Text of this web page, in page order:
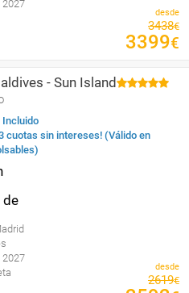
2027
desde
3438€
3399€
- Sun Island
Incluido
cuotas sin intereses! (Válido en
2027
desde
2619€